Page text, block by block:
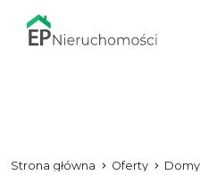
Strona główna Oferty Domy